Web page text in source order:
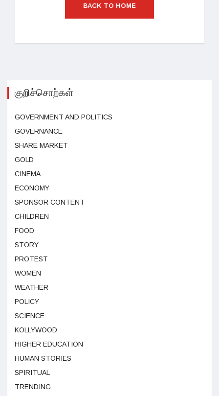
BACK TO HOME
குறிச்சொற்கள்
GOVERNMENT AND POLITICS
GOVERNANCE
SHARE MARKET
GOLD
CINEMA
ECONOMY
SPONSOR CONTENT
CHILDREN
FOOD
STORY
PROTEST
WOMEN
WEATHER
POLICY
SCIENCE
KOLLYWOOD
HIGHER EDUCATION
HUMAN STORIES
SPIRITUAL
TRENDING